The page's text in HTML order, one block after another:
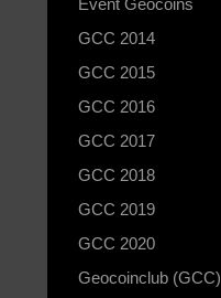
Event Geocoins
GCC 2014
GCC 2015
GCC 2016
GCC 2017
GCC 2018
GCC 2019
GCC 2020
Geocoinclub (GCC)